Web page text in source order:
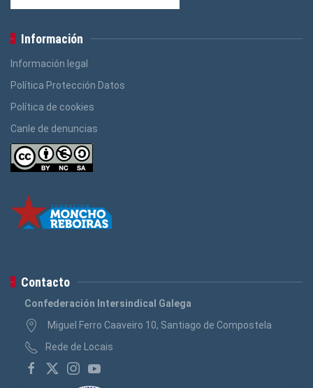
Información
Información legal
Política Protección Datos
Política de cookies
Canle de denuncias
Contacto
Confederación Intersindical Galega
Miguel Ferro Caaveiro 10, Santiago de Compostela
Rede de Locais